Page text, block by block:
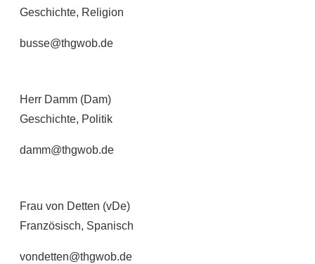
Geschichte, Religion
busse@thgwob.de
Herr Damm (Dam)
Geschichte, Politik
damm@thgwob.de
Frau von Detten (vDe)
Französisch, Spanisch
vondetten@thgwob.de